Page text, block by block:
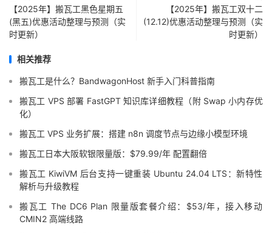
【2025年】搬瓦工黑色星期五
(黑五)优惠活动整理与预测（实
时更新）
【2025年】搬瓦工双十二
(12.12)优惠活动整理与预测（实
时更新）
相关推荐
搬瓦工是什么？BandwagonHost 新手入门科普指南
搬瓦工 VPS 部署 FastGPT 知识库详细教程（附 Swap 小内存优
化）
搬瓦工 VPS 业务扩展：搭建 n8n 调度节点与边缘小模型环境
搬瓦工日本大阪软银限量版：$79.99/年 配置翻倍
搬瓦工 KiwiVM 后台支持一键重装 Ubuntu 24.04 LTS：新特性
解析与升级教程
搬瓦工 The DC6 Plan 限量版套餐介绍：$53/年，接入移动
CMIN2 高端线路